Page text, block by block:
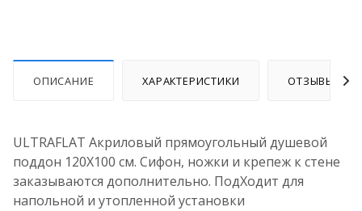
ОПИСАНИЕ ХАРАКТЕРИСТИКИ ОТЗЫВЫ
ULTRAFLAT Акриловый прямоугольный душевой
поддон 120X100 см. Сифон, ножки и крепеж к стене
заказываются дополнительно. ПодXодит для
напольной и утопленной установки